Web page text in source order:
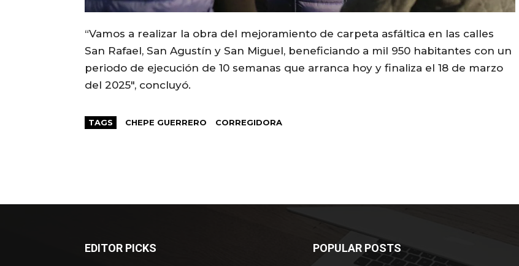
“Vamos a realizar la obra del mejoramiento de carpeta asfáltica en las calles
San Rafael, San Agustín y San Miguel, beneficiando a mil 950 habitantes con un
periodo de ejecución de 10 semanas que arranca hoy y finaliza el 18 de marzo
del 2025″, concluyó.
TAGS CHEPE GUERRERO CORREGIDORA
EDITOR PICKS POPULAR POSTS